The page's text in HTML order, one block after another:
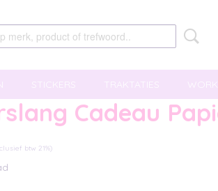
STICKERS TRAKTATIES
Cadeau
btw 21%)